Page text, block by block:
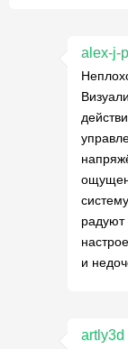
alex-j-p
и
artly3d